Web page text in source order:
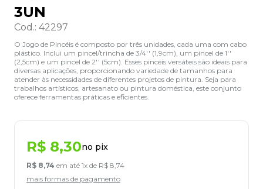
3UN
Cod.: 42297
O Jogo de Pincéis é composto por três unidades, cada uma com cabo
plástico. Inclui um pincel/trincha de 3/4'' (1,9cm), um pincel de 1''
(2,5cm) e um pincel de 2'' (5cm). Esses pincéis versáteis são ideais para
diversas aplicações, proporcionando variedade de tamanhos para
atender às necessidades de diferentes projetos de pintura. Seja para
trabalhos artísticos, artesanato ou pintura doméstica, este conjunto
oferece ferramentas práticas e eficientes.
R$ 8,30no pix
R$ 8,74 em até 1x de R$ 8,74
mais formas de pagamento